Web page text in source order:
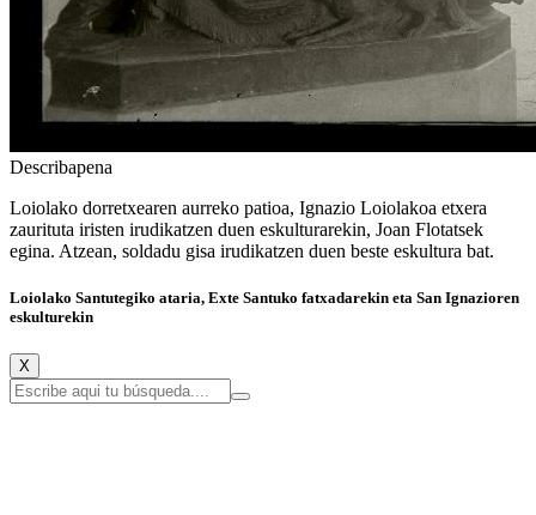
Describapena
Loiolako dorretxearen aurreko patioa, Ignazio Loiolakoa etxera
zaurituta iristen irudikatzen duen eskulturarekin, Joan Flotatsek
egina. Atzean, soldadu gisa irudikatzen duen beste eskultura bat.
Loiolako Santutegiko ataria, Exte Santuko fatxadarekin eta San Ignazioren
eskulturekin
X